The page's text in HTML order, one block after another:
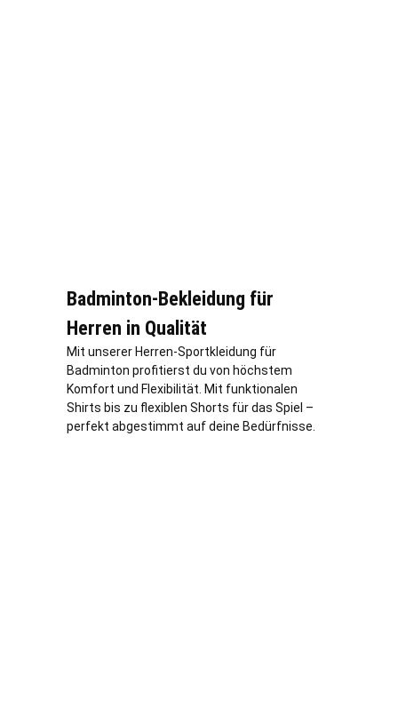
Badminton-Bekleidung für
Herren in Qualität
Mit unserer Herren-Sportkleidung für
Badminton profitierst du von höchstem
Komfort und Flexibilität. Mit funktionalen
Shirts bis zu flexiblen Shorts für das Spiel –
perfekt abgestimmt auf deine Bedürfnisse.